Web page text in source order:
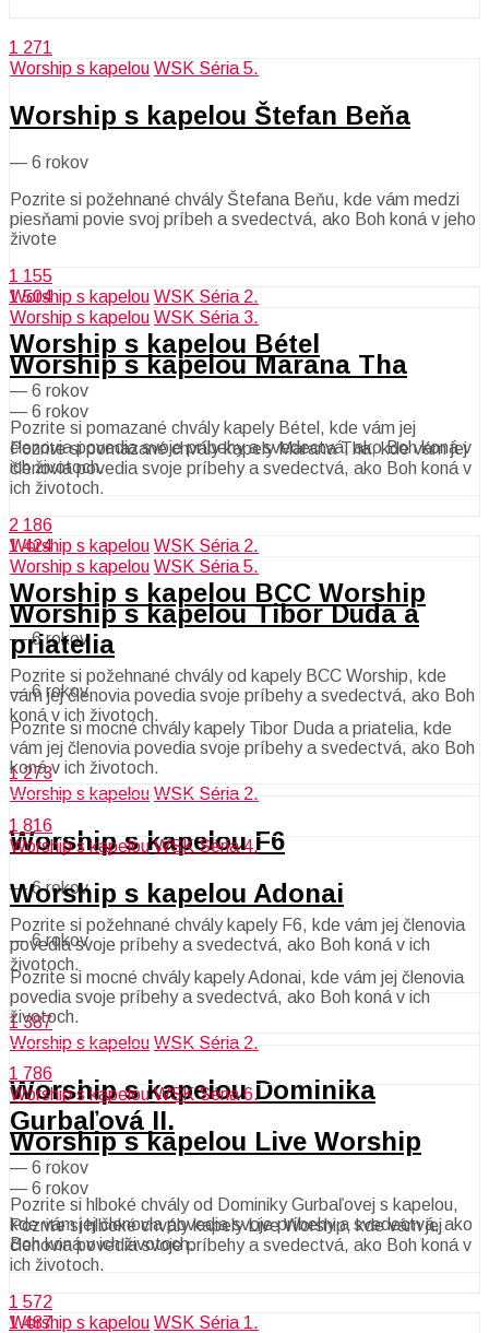
1 271
Worship s kapelou WSK Séria 5.
Worship s kapelou Štefan Beňa
— 6 rokov
Pozrite si požehnané chvály Štefana Beňu, kde vám medzi
piesňami povie svoj príbeh a svedectvá, ako Boh koná v jeho
živote
1 504
Worship s kapelou WSK Séria 3.
Worship s kapelou Marana Tha
— 6 rokov
Pozrite si pomazané chvály kapely Marana Tha, kde vám jej
členovia povedia svoje príbehy a svedectvá, ako Boh koná v
ich životoch.
1 424
Worship s kapelou WSK Séria 5.
Worship s kapelou Tibor Duda a
priatelia
— 6 rokov
Pozrite si mocné chvály kapely Tibor Duda a priatelia, kde
vám jej členovia povedia svoje príbehy a svedectvá, ako Boh
koná v ich životoch.
1 816
Worship s kapelou WSK Séria 4.
Worship s kapelou Adonai
— 6 rokov
Pozrite si mocné chvály kapely Adonai, kde vám jej členovia
povedia svoje príbehy a svedectvá, ako Boh koná v ich
životoch.
1 786
Worship s kapelou WSK Séria 6.
Worship s kapelou Live Worship
— 6 rokov
Pozrite si hlboké chvály kapely Live Worship, kde vám jej
členovia povedia svoje príbehy a svedectvá, ako Boh koná v
ich životoch.
1 487
1 155
Worship s kapelou WSK Séria 2.
Worship s kapelou Bétel
— 6 rokov
Pozrite si pomazané chvály kapely Bétel, kde vám jej
členovia povedia svoje príbehy a svedectvá, ako Boh koná v
ich životoch.
2 186
Worship s kapelou WSK Séria 2.
Worship s kapelou BCC Worship
— 6 rokov
Pozrite si požehnané chvály od kapely BCC Worship, kde
vám jej členovia povedia svoje príbehy a svedectvá, ako Boh
koná v ich životoch.
1 273
Worship s kapelou WSK Séria 2.
Worship s kapelou F6
— 6 rokov
Pozrite si požehnané chvály kapely F6, kde vám jej členovia
povedia svoje príbehy a svedectvá, ako Boh koná v ich
životoch.
1 387
Worship s kapelou WSK Séria 2.
Worship s kapelou Dominika
Gurbaľová II.
— 6 rokov
Pozrite si hlboké chvály od Dominiky Gurbaľovej s kapelou,
kde vám jej členovia povedia svoje príbehy a svedectvá, ako
Boh koná v ich životoch.
1 572
Worship s kapelou WSK Séria 1.